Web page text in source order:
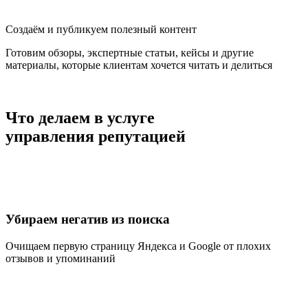
Создаём и публикуем полезный контент
Готовим обзоры, экспертные статьи, кейсы и другие
материалы, которые клиентам хочется читать и делиться
Что делаем в услуге
управления репутацией
Убираем негатив из поиска
Очищаем первую страницу Яндекса и Google от плохих
отзывов и упоминаний